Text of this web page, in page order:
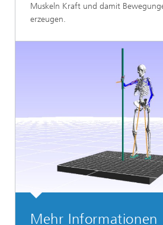
Muskeln Kraft und damit
erzeugen.
Mehr Informationen